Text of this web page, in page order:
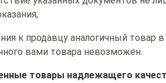
к продавцу аналогичный товар
вами товара невозможен.
товары надлежащего